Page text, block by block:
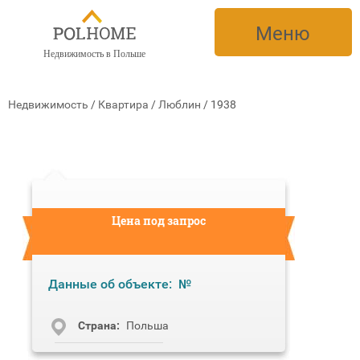
Недвижимость в Польше
Меню
Недвижимость / Квартира / Люблин / 1938
Цена под запрос
Данные об объекте: №
Cтрана: Польша